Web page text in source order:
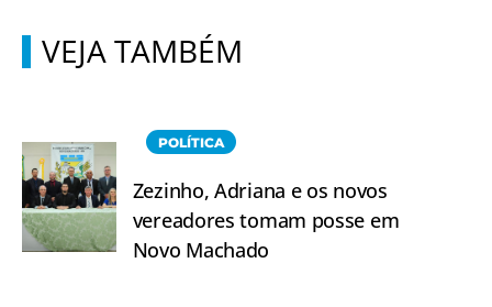
VEJA TAMBÉM
POLÍTICA
Zezinho, Adriana e os novos
vereadores tomam posse em
Novo Machado